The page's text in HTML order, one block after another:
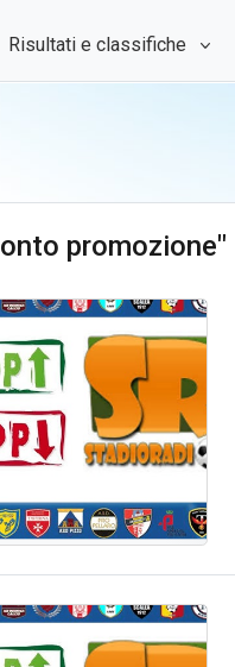
Risultati e classifiche
promozione"